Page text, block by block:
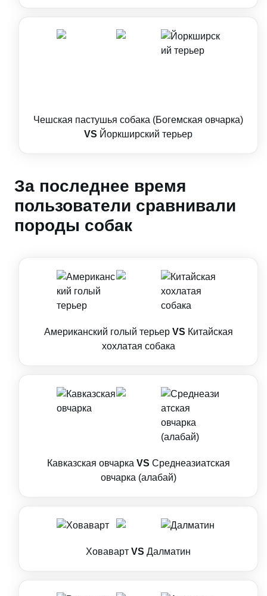
Чешская пастушья собака (Богемская овчарка)
VS Йоркширский терьер
За последнее время
пользователи сравнивали
породы собак
Американский голый терьер VS Китайская
хохлатая собака
Кавказская овчарка VS Среднеазиатская
овчарка (алабай)
Ховаварт VS Далматин